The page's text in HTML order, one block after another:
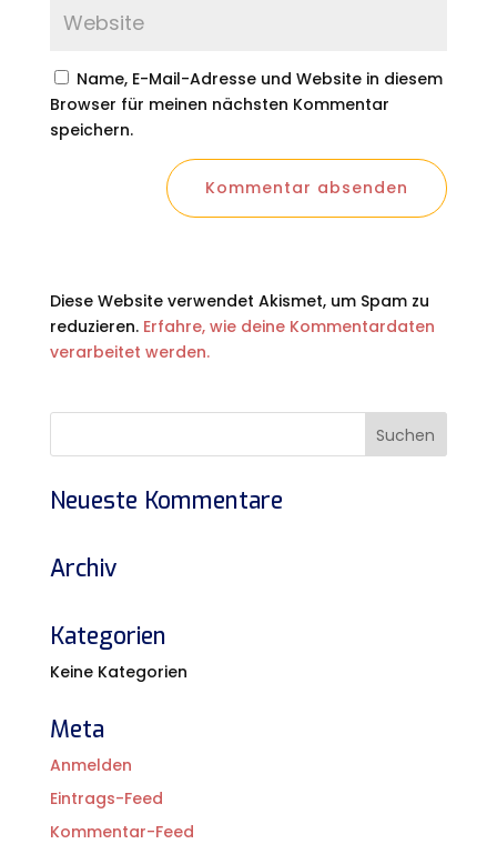
Name, E-Mail-Adresse und Website in diesem
Browser für meinen nächsten Kommentar
speichern.
Diese Website verwendet Akismet, um Spam zu
reduzieren. Erfahre, wie deine Kommentardaten
verarbeitet werden.
Neueste Kommentare
Archiv
Kategorien
Keine Kategorien
Meta
Anmelden
Eintrags-Feed
Kommentar-Feed